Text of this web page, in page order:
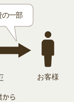
から